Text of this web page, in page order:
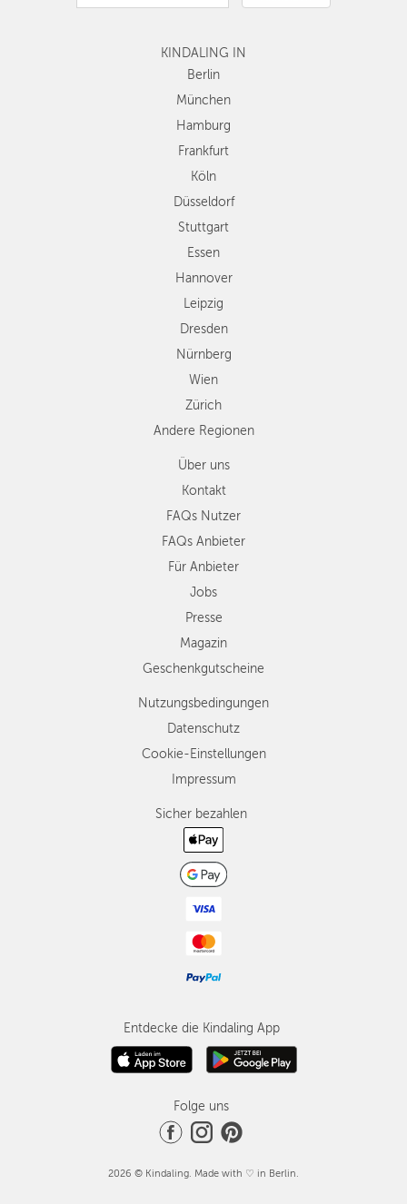
HANNOVER
DRESDEN
NÜRNBERG
ZÜRICH
Hamburg
Köln
Düsseldorf
Stuttgart
Essen
Dresden
Nürnberg
Wien
Zürich
Andere
Regionen
KINDALING IN
Berlin
München
Hamburg
Frankfurt
Köln
Düsseldorf
Stuttgart
Essen
Hannover
Leipzig
Dresden
Nürnberg
Wien
Zürich
Andere Regionen
Über uns
Kontakt
FAQs Nutzer
FAQs Anbieter
Für Anbieter
Jobs
Presse
Magazin
Geschenkgutscheine
Nutzungsbedingungen
Datenschutz
Cookie-Einstellungen
Impressum
Sicher bezahlen
Entdecke die Kindaling App
Folge uns
2026 © Kindaling. Made with ♡ in Berlin.